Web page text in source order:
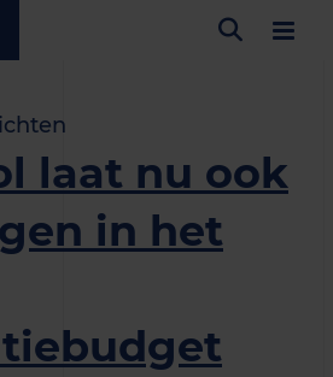
laat nu ook
in het